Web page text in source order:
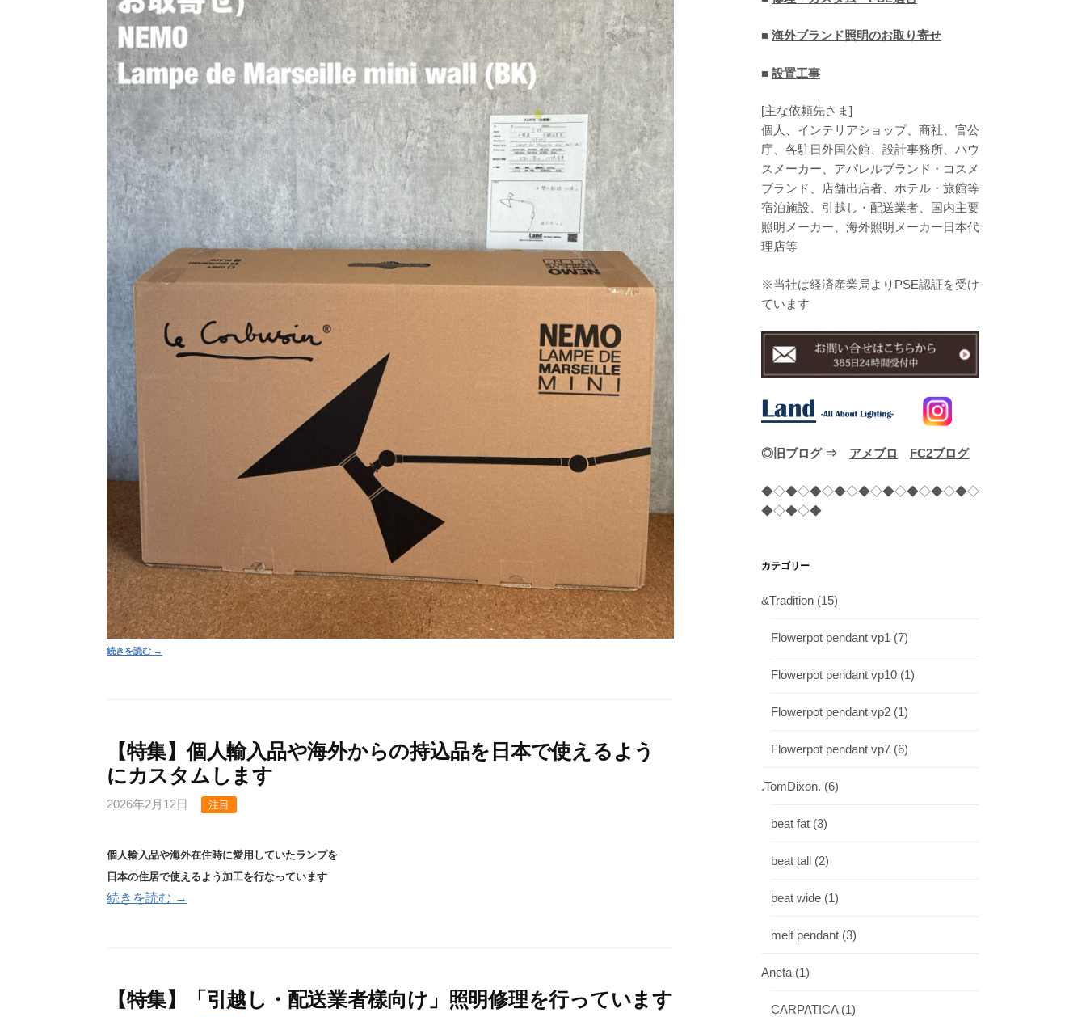
続きを読む →
【特集】個人輸入品や海外からの持込品を日本で使えるよう
にカスタムします
2026年2月12日 注目
個人輸入品や海外在住時に愛用していたランプを
日本の住居で使えるよう加工を行なっています
続きを読む →
【特集】「引越し・配送業者樣向け」照明修理を行っています
■ 海外ブランド照明のお取り寄せ
■ 設置工事
[主な依頼先さま]
個人、インテリアショップ、商社、官公
庁、各駐日外国公館、設計事務所、ハウ
スメーカー、アパレルブランド・コスメ
ブランド、店舗出店者、ホテル・旅館等
宿泊施設、引越し・配送業者、国内主要
照明メーカー、海外照明メーカー日本代
理店等
※当社は経済産業局よりPSE認証を受け
ています
◎旧ブログ ⇒ アメブロ FC2ブログ
◆◇◆◇◆◇◆◇◆◇◆◇◆◇◆◇◆◇
◆◇◆◇◆
カテゴリー
&Tradition (15)
Flowerpot pendant vp1 (7)
Flowerpot pendant vp10 (1)
Flowerpot pendant vp2 (1)
Flowerpot pendant vp7 (6)
.TomDixon. (6)
beat fat (3)
beat tall (2)
beat wide (1)
melt pendant (3)
Aneta (1)
CARPATICA(1)